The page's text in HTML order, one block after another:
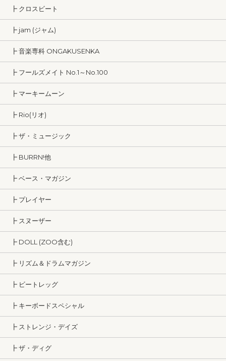
┣ クロスビート
┣ jam (ジャム)
┣ 音楽専科 ONGAKUSENKA
┣ フールズメイト No.1～No.100
┣ マーキームーン
┣ Rio(リオ)
┣ ザ・ミュージック
┣ BURRN!他
┣ ベース・マガジン
┣ プレイヤー
┣ スヌーザー
┣ DOLL (ZOO含む)
┣ リズム＆ドラムマガジン
┣ ビートレッグ
┣ キーボードスペシャル
┣ ストレンジ・デイズ
┣ ザ・ディグ